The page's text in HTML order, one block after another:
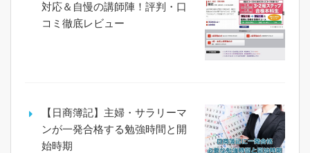
対応＆自慢の講師陣！評判・口
コミ徹底レビュー
【日商簿記】主婦・サラリーマ
ンが一発合格する勉強時間と開
始時期